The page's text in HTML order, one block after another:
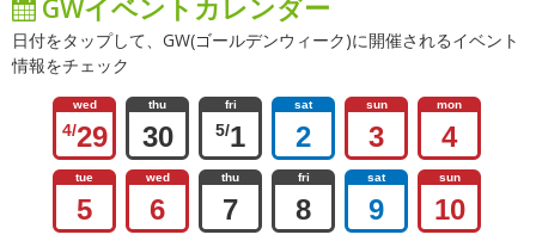
GWイベントカレンダー
日付をタップして、GW(ゴールデンウィーク)に開催されるイベント
情報をチェック
wed
4/29
thu
30
fri
5/1
sat
2
sun
3
mon
4
tue
5
wed
6
thu
7
fri
8
sat
9
sun
10